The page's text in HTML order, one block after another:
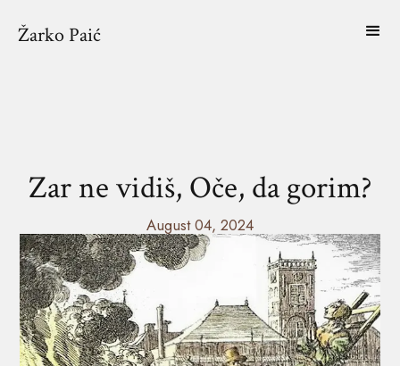
Žarko Paić
Zar ne vidiš, Oče, da gorim?
August 04, 2024